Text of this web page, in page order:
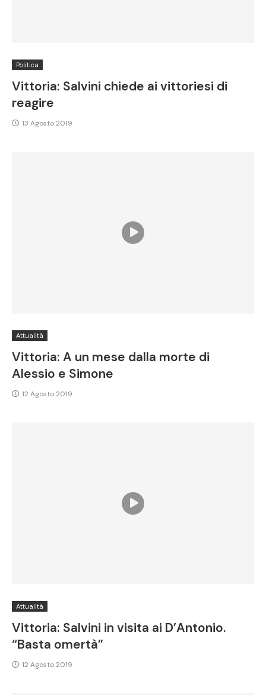
Politica
Vittoria: Salvini chiede ai vittoriesi di
reagire
13 Agosto 2019
Attualità
Vittoria: A un mese dalla morte di
Alessio e Simone
12 Agosto 2019
Attualità
Vittoria: Salvini in visita ai D’Antonio.
“Basta omertà”
12 Agosto 2019